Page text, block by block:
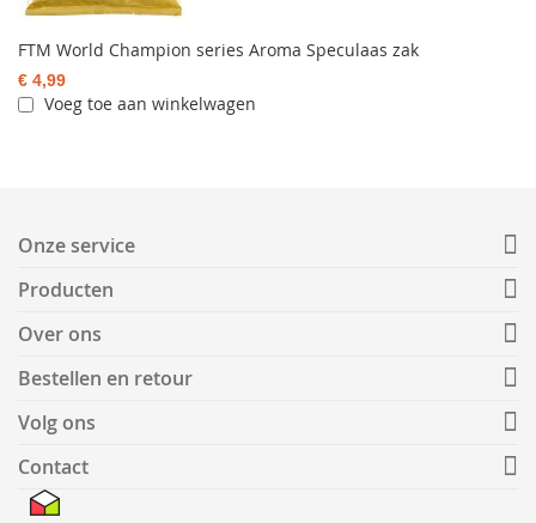
FTM World Champion series Aroma Speculaas zak
€ 4,99
Voeg toe aan winkelwagen
Onze service
Producten
Over ons
Bestellen en retour
Volg ons
Contact